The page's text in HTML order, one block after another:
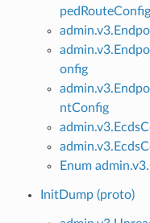
onfig
ntConfig
Enum
InitDump (proto)